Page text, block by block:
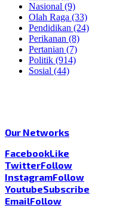
Nasional (9)
Olah Raga (33)
Pendidikan (24)
Perikanan (8)
Pertanian (7)
Politik (914)
Sosial (44)
Our Networks
FacebookLike
TwitterFollow
InstagramFollow
YoutubeSubscribe
EmailFollow